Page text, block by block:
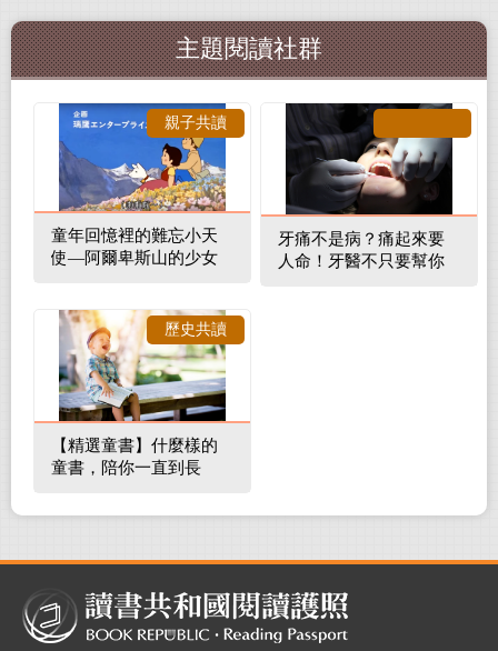
主題閱讀社群
童年回憶裡的難忘小天
使—阿爾卑斯山的少女
親子共讀
牙痛不是病？痛起來要
人命！牙醫不只要幫你
【精選童書】什麼樣的
童書，陪你一直到長
歷史共讀